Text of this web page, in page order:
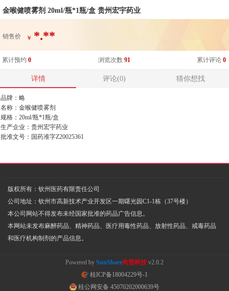
金喉健喷雾剂 20ml/瓶*1瓶/盒 贵州宏宇药业
销售价 ￥ *.**
累计预约 0 浏览次数 91 累计评论 0
详情 评论(0) 猜你想找
品牌：略
名称：金喉健喷雾剂
规格：20ml/瓶*1瓶/盒
生产企业：贵州宏宇药业
批准文号：国药准字Z20025361
版权所有：钦州医药有限责任公司
公司地址：钦州市高新技术产业开发区一期曙光园C1-1栋（37号楼）
本公司网站不得发布未经国家批准的药品广告信息。
本网站未发布麻醉药品、精神药品、医疗用毒性药品、放射性药品、戒毒药品
和医疗机构制剂的产品信息。
Powered by SunShare尚贤科技 v2.0.2
桂ICP备18004229号-1
桂公网安备 45070202000639号